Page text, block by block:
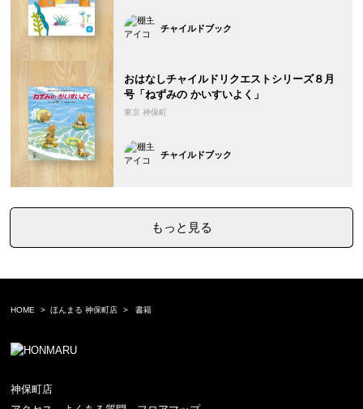
チャイルドブック
おはなしチャイルドリクエストシリーズ８月
号「ねずみの かいすいよく」
東京 神保町
チャイルドブック
もっと見る
HOME ほんまる 神保町店 書籍
神保町店